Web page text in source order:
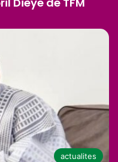
actualites